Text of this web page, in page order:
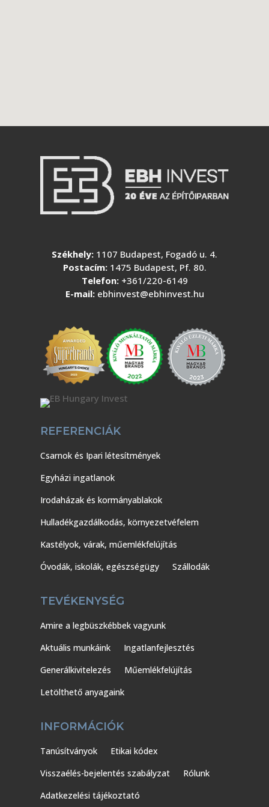
Székhely: 1107 Budapest, Fogadó u. 4.
Postacím:1475 Budapest, Pf. 80.
Telefon: +361/220-6149
E-mail: ebhinvest@ebhinvest.hu
REFERENCIÁK
Csarnok és Ipari létesítmények
Egyházi ingatlanok
Irodaházak és kormányablakok
Hulladékgazdálkodás, környezetvéfelem
Kastélyok, várak, műemlékfelújítás
Óvodák, iskolák, egészségügy
Szállodák
TEVÉKENYSÉG
Amire a legbüszkébbek vagyunk
Aktuális munkáink
Ingatlanfejlesztés
Generálkivitelezés
Műemlékfelújítás
Letölthető anyagaink
INFORMÁCIÓK
Tanúsítványok
Etikai kódex
Visszaélés-bejelentés szabályzat
Rólunk
Adatkezelési tájékoztató